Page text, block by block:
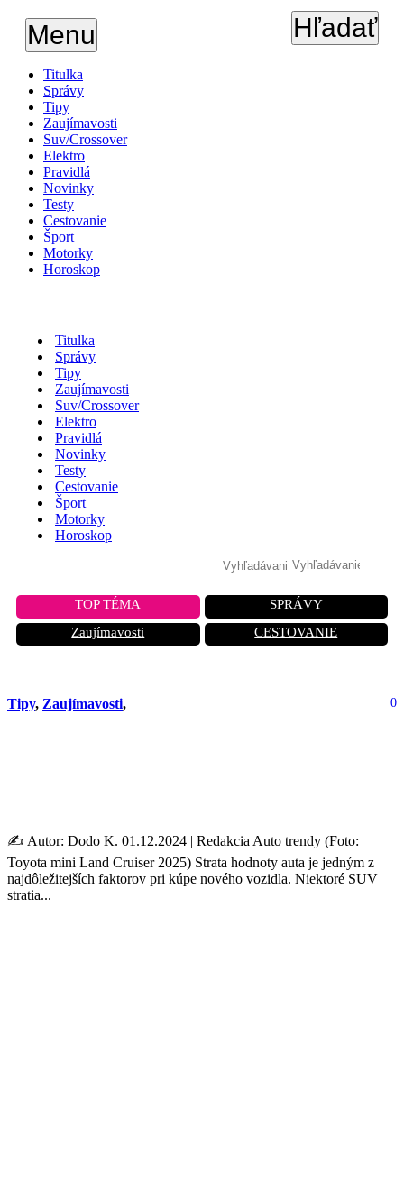
Menu Hľadať
Titulka
Správy
Tipy
Zaujímavosti
Suv/Crossover
Elektro
Pravidlá
Novinky
Testy
Cestovanie
Šport
Motorky
Horoskop
Titulka
Správy
Tipy
Zaujímavosti
Suv/Crossover
Elektro
Pravidlá
Novinky
Testy
Cestovanie
Šport
Motorky
Horoskop
TOP TÉMA
SPRÁVY
Zaujímavosti
CESTOVANIE
Tipy, Zaujímavosti, 0
✍️ Autor: Dodo K. 01.12.2024 | Redakcia Auto trendy (Foto:
Toyota mini Land Cruiser 2025) Strata hodnoty auta je jedným z
najdôležitejších faktorov pri kúpe nového vozidla. Niektoré SUV
stratia...